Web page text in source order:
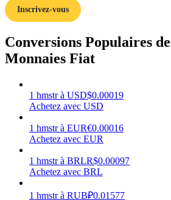
Gagner
Cochon de puissance
Gagnez quotidiennement des
Inscrivez-vous
Conversions Populaires
Monnaies Fiat
1 hmstr à USD$0.00019
Achetez avec USD
1 hmstr à EUR€0.00016
Achetez avec EUR
1 hmstr à BRLR$0.00097
Achetez avec BRL
1 hmstr à RUB₽0.01577